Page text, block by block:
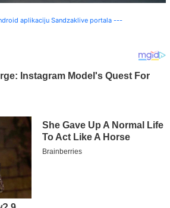
aplikaciju Sandzaklive portala ---